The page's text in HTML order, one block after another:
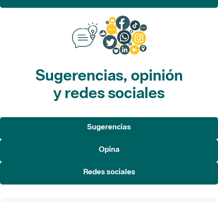
Sugerencias, opinión
y redes sociales
Sugerencias
Opina
Redes sociales